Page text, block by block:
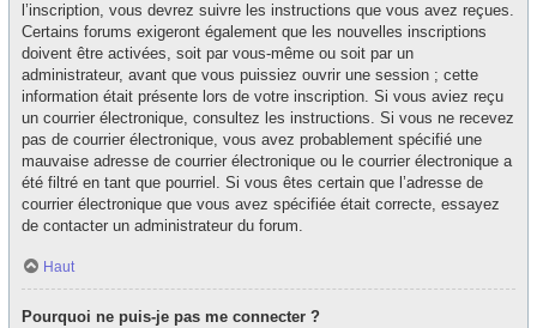
l’inscription, vous devrez suivre les instructions que vous avez reçues.
Certains forums exigeront également que les nouvelles inscriptions
doivent être activées, soit par vous-même ou soit par un
administrateur, avant que vous puissiez ouvrir une session ; cette
information était présente lors de votre inscription. Si vous aviez reçu
un courrier électronique, consultez les instructions. Si vous ne recevez
pas de courrier électronique, vous avez probablement spécifié une
mauvaise adresse de courrier électronique ou le courrier électronique a
été filtré en tant que pourriel. Si vous êtes certain que l’adresse de
courrier électronique que vous avez spécifiée était correcte, essayez
de contacter un administrateur du forum.
Haut
Pourquoi ne puis-je pas me connecter ?